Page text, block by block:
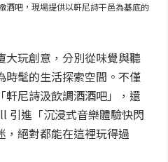
酒吧，現場提供以軒尼詩干邑為基底的
大玩創意，分別從味覺與聽
時髦的生活探索空間。不僅
軒尼詩汲飲調酒酒吧」，還
引進「沉浸式音樂體驗快閃
，絕對都能在這裡玩得過